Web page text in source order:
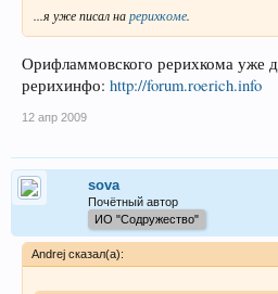
...я уже писал нарерихкоме.
Орифламмовского рерихкома уже
рерихинфо: http://forum.roerich.info
12 апр 2009
sova
Почётный автор
ИО "Содружество"
Andrej сказал(а):